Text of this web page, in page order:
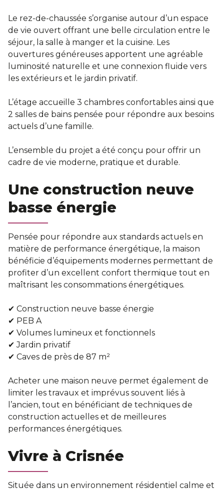
Le rez-de-chaussée s’organise autour d’un espace
de vie ouvert offrant une belle circulation entre le
séjour, la salle à manger et la cuisine. Les
ouvertures généreuses apportent une agréable
luminosité naturelle et une connexion fluide vers
les extérieurs et le jardin privatif.
L’étage accueille 3 chambres confortables ainsi que
2 salles de bains pensée pour répondre aux besoins
actuels d’une famille.
L’ensemble du projet a été conçu pour offrir un
cadre de vie moderne, pratique et durable.
Une construction neuve
basse énergie
Pensée pour répondre aux standards actuels en
matière de performance énergétique, la maison
bénéficie d’équipements modernes permettant de
profiter d’un excellent confort thermique tout en
maîtrisant les consommations énergétiques.
✔ Construction neuve basse énergie
✔ PEB A
✔ Volumes lumineux et fonctionnels
✔ Jardin privatif
✔ Caves de près de 87 m²
Acheter une maison neuve permet également de
limiter les travaux et imprévus souvent liés à
l’ancien, tout en bénéficiant de techniques de
construction actuelles et de meilleures
performances énergétiques.
Vivre à Crisnée
Située dans un environnement résidentiel calme et